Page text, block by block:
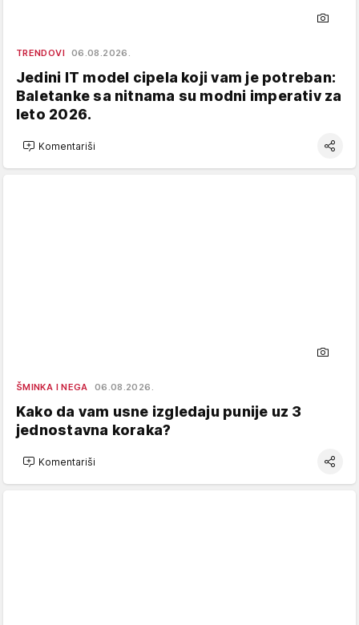
TRENDOVI 06.08.2026.
Jedini IT model cipela koji vam je potreban:
Baletanke sa nitnama su modni imperativ za
leto 2026.
Komentariši
ŠMINKA I NEGA 06.08.2026.
Kako da vam usne izgledaju punije uz 3
jednostavna koraka?
Komentariši